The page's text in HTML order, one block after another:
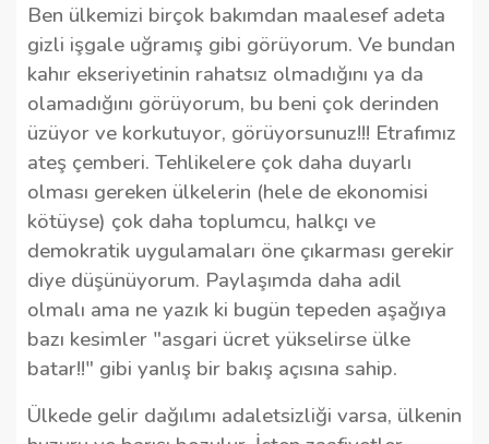
Ben ülkemizi birçok bakımdan maalesef adeta
gizli işgale uğramış gibi görüyorum. Ve bundan
kahır ekseriyetinin rahatsız olmadığını ya da
olamadığını görüyorum, bu beni çok derinden
üzüyor ve korkutuyor, görüyorsunuz!!! Etrafımız
ateş çemberi. Tehlikelere çok daha duyarlı
olması gereken ülkelerin (hele de ekonomisi
kötüyse) çok daha toplumcu, halkçı ve
demokratik uygulamaları öne çıkarması gerekir
diye düşünüyorum. Paylaşımda daha adil
olmalı ama ne yazık ki bugün tepeden aşağıya
bazı kesimler "asgari ücret yükselirse ülke
batar!!" gibi yanlış bir bakış açısına sahip.
Ülkede gelir dağılımı adaletsizliği varsa, ülkenin